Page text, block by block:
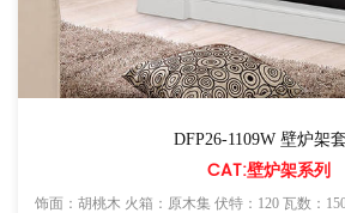
DFP26-1109W 壁炉架
CAT:壁炉架系列
饰面：胡桃木 火箱：原木集 伏特：120 瓦数：